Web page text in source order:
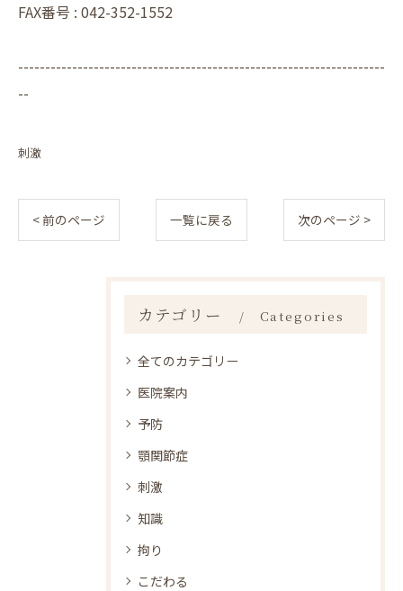
FAX番号 : 042-352-1552
--------------------------------------------------------------------
--
刺激
< 前のページ 一覧に戻る 次のページ >
カテゴリー Categories
全てのカテゴリー
医院案内
予防
顎関節症
刺激
知識
拘り
こだわる